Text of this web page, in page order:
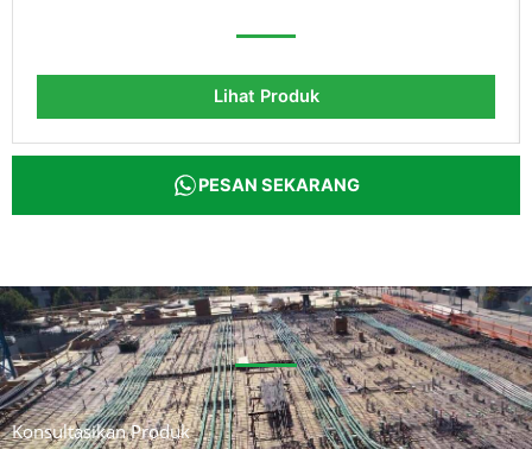
Lihat Produk
PESAN SEKARANG
Konsultasikan Produk